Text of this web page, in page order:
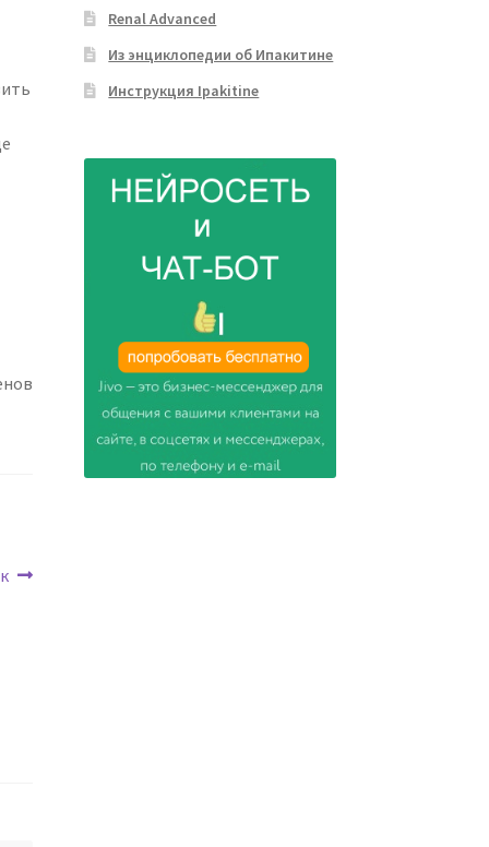
Renal Advanced
Из энциклопедии об Ипакитине
Инструкция Ipakitine